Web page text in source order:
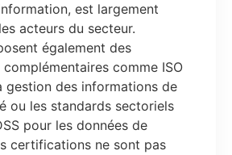
est largement
acteurs du secteur.
également des
comme ISO
gestion des informations de
ou les standards sectoriels
pour les données de
certifications ne sont pas